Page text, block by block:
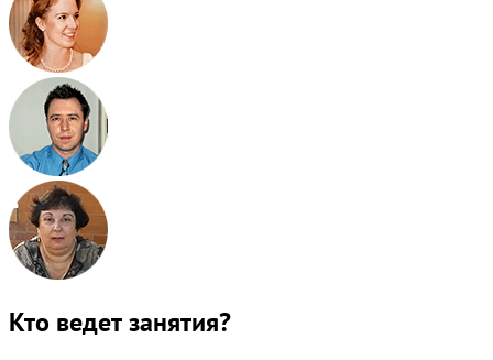
Кто ведет занятия?